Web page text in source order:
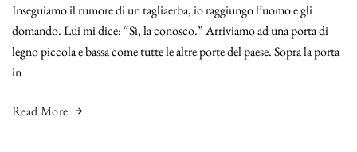
Inseguiamo il rumore di un tagliaerba, io raggiungo l’uomo e gli
domando. Lui mi dice: “Sì, la conosco.” Arriviamo ad una porta di
legno piccola e bassa come tutte le altre porte del paese. Sopra la porta
in
Read More